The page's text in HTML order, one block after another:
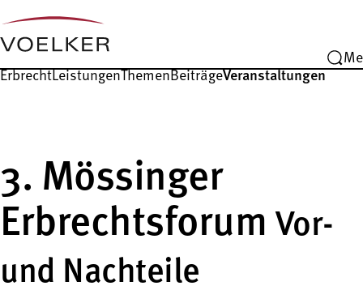
ErbrechtLeistungenThemenBeiträgeVeranstaltungen
3. Mössinger
Erbrechtsforum Vor-
und Nachteile